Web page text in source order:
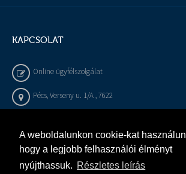
A weboldalunkon cookie-kat
hogy a legjobb felhasználói élményt
nyújthassuk. Részletes leírás
KAPCSOLAT
Online ügyfélszolgálat
Pécs, Verseny u. 1/A , 7622
info@gepeszbolt.hu